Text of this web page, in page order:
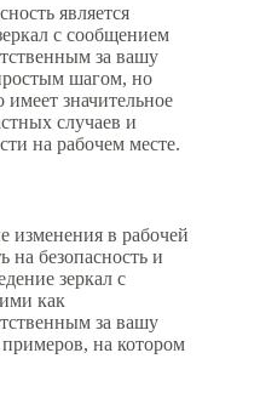
является
с сообщением
за вашу
шагом, но
имеет значительное
случаев и
на рабочем месте.
изменения в рабочей
на безопасность и
зеркал с
как
за вашу
примеров, на котором